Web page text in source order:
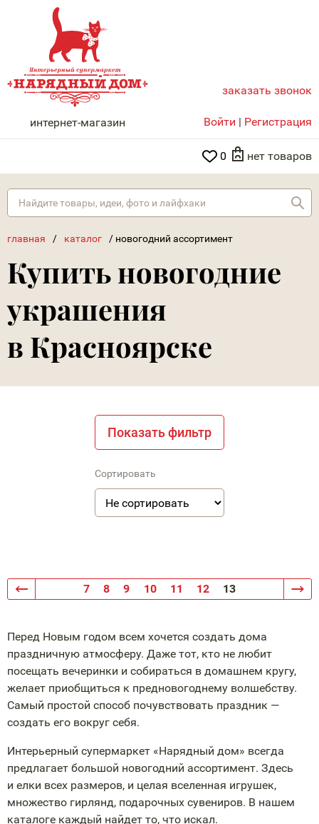
НАРЯДНЫЙ ДОМ
интернет-магазин
заказать звонок
Войти | Регистрация
0 нет товаров
главная / каталог / новогодний ассортимент
Купить новогодние
украшения
в Красноярске
7 8 9 10 11 12 13
Перед Новым годом всем хочется создать дома
праздничную атмосферу. Даже тот, кто не любит
посещать вечеринки и собираться в домашнем кругу,
желает приобщиться к предновогоднему волшебству.
Самый простой способ почувствовать праздник —
создать его вокруг себя.
Интерьерный супермаркет «Нарядный дом» всегда
предлагает большой новогодний ассортимент. Здесь
и елки всех размеров, и целая вселенная игрушек,
множество гирлянд, подарочных сувениров. В нашем
каталоге каждый найдет то, что искал.
Показать фильтр
Сортировать